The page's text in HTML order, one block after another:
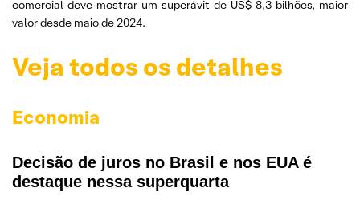
comercial deve mostrar um superávit de US$ 8,3 bilhões, maior
valor desde maio de 2024.
Veja todos os detalhes
Economia
Decisão de juros no Brasil e nos EUA é
destaque nessa superquarta